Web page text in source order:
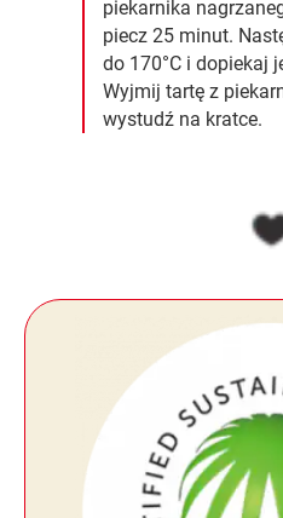
piekarnika
piecz 25 minut.
do 170°C i dopiekaj
Wyjmij tartę z
wystudź na kratce.